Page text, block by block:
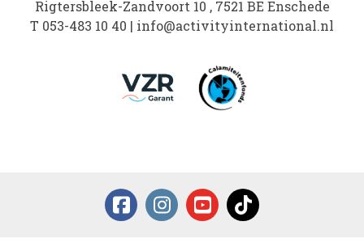
Rigtersbleek-Zandvoort 10 , 7521 BE Enschede
T 053-483 10 40 | info@activityinternational.nl